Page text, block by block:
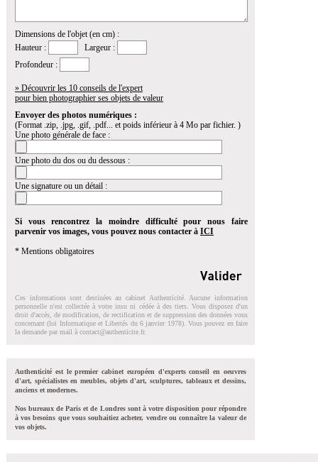
Dimensions de l'objet (en cm) :
Hauteur :
Largeur :
Profondeur :
» Découvrir les 10 conseils de l'expert
pour bien photographier ses objets de valeur
Envoyer des photos numériques :
(Format .zip, .jpg, .gif, .pdf... et poids inférieur à 4 Mo par fichier. )
Une photo générale de face :
Une photo du dos ou du dessous :
Une signature ou un détail :
Si vous rencontrez la moindre difficulté pour nous faire
parvenir vos images, vous pouvez nous contacter à ICI
* Mentions obligatoires
Ces informations sont destinées au cabinet Authenticité. Aucune information
personnelle n'est collectée à votre insu ni cédée à des tiers. Vous disposez d'un
droit d'accés, de modification, de rectification et de suppression des données vous
concernant (loi Informatique et Libertés du 6 janvier 1978). Vous pouvez en faire
la demande par mail à contact@authenticite.fr.
Authenticité est le premier cabinet européen d'experts conseil en oeuvres
d'art, spécialistes en meubles, objets d'art, sculptures, tableaux et dessins,
anciens et modernes.
Nos bureaux de Paris et de Londres sont à votre disposition pour répondre
à vos besoins que vous souhaitiez acheter, vendre ou connaître la valeur de
vos objets.